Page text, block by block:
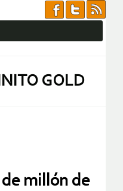
GOLD
millón de